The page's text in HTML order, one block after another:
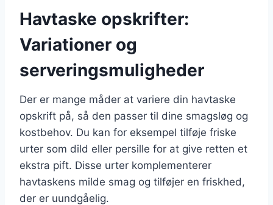
Havtaske opskrifter:
Variationer og
serveringsmuligheder
Der er mange måder at variere din havtaske
opskrift på, så den passer til dine smagsløg og
kostbehov. Du kan for eksempel tilføje friske
urter som dild eller persille for at give retten et
ekstra pift. Disse urter komplementerer
havtaskens milde smag og tilføjer en friskhed,
der er uundgåelig.